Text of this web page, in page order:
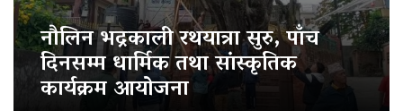
नौलिन भद्रकाली रथयात्रा सुरु, पाँच
दिनसम्म धार्मिक तथा सांस्कृतिक
कार्यक्रम आयोजना